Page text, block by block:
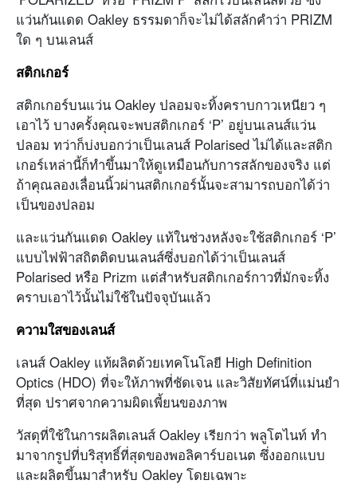
แว่นกันแดด Oakley ธรรมดาก็จะไม่ได้สลักคำว่า PRIZM
ใด ๆ บนเลนส์
สติกเกอร์
สติกเกอร์บนแว่น Oakley ปลอมจะทิ้งคราบกาวเหนียว ๆ
เอาไว้ บางครั้งคุณจะพบสติกเกอร์ ‘P’ อยู่บนเลนส์แว่น
ปลอม ทว่าก็บ่งบอกว่าเป็นเลนส์ Polarised ไม่ได้และสติก
เกอร์เหล่านี้ก็ทำขึ้นมาให้ดูเหมือนกับการสลักของจริง แต่
ถ้าคุณลองเลื่อนนิ้วผ่านสติกเกอร์นั้นจะสามารถบอกได้ว่า
เป็นของปลอม
และแว่นกันแดด Oakley แท้ในช่วงหลังจะใช้สติกเกอร์ ‘P’
แบบไฟฟ้าสถิตติดบนเลนส์ซึ่งบอกได้ว่าเป็นเลนส์
Polarised หรือ Prizm แต่สำหรับสติกเกอร์กาวที่มักจะทิ้ง
คราบเอาไว้นั้นไม่ใช้ในปัจจุบันแล้ว
ความใสของเลนส์
เลนส์ Oakley แท้ผลิตด้วยเทคโนโลยี High Definition
Optics (HDO) ที่จะให้ภาพที่ชัดเจน และวิสัยทัศน์ที่แม่นยำ
ที่สุด ปราศจากความผิดเพี้ยนของภาพ
วัสดุที่ใช้ในการผลิตเลนส์ Oakley เรียกว่า พลูโตไนท์ ทำ
มาจากรูปที่บริสุทธิ์ที่สุดของพอลิคาร์บอเนต ซึ่งออกแบบ
และผลิตขึ้นมาสำหรับ Oakley โดยเฉพาะ